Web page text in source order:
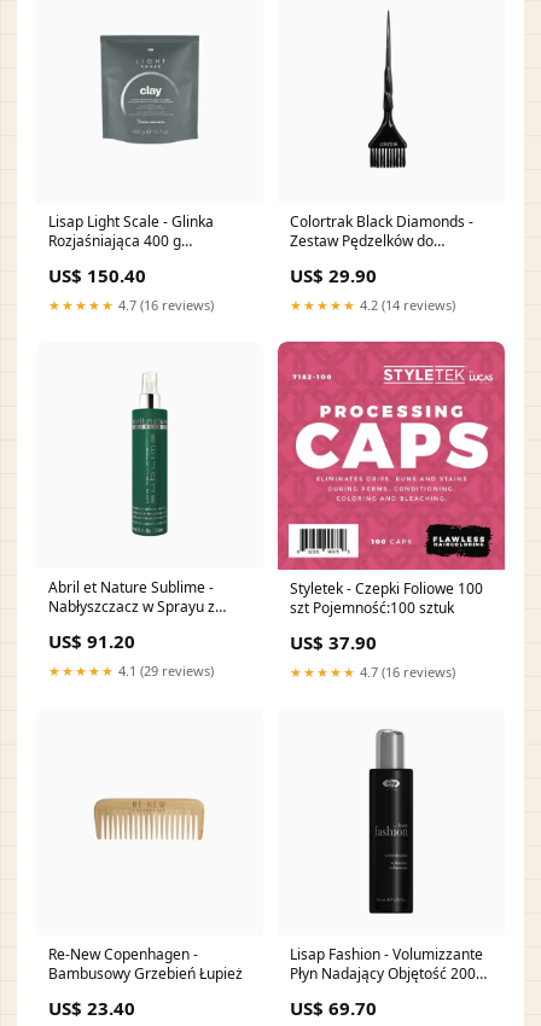
Lisap Light Scale - Glinka
Rozjaśniająca 400 g
US$ 150.40
★★★★★ 4.7 (16 reviews)
Colortrak Black Diamonds -
Zestaw Pędzelków do
Koloru
US$ 29.90
★★★★★ 4.2 (14 reviews)
Abril et Nature Sublime -
Nabłyszczacz w Sprayu z
ml Wygładzenie
US$ 91.20
★★★★★ 4.1 (29 reviews)
Styletek - Czepki Foliowe 100
szt Pojemność:100 sztuk
US$ 37.90
★★★★★ 4.7 (16 reviews)
Re-New Copenhagen -
Bambusowy Grzebień Łupież
US$ 23.40
Lisap Fashion - Volumizzante
Płyn Nadający Objętość 200
US$ 69.70